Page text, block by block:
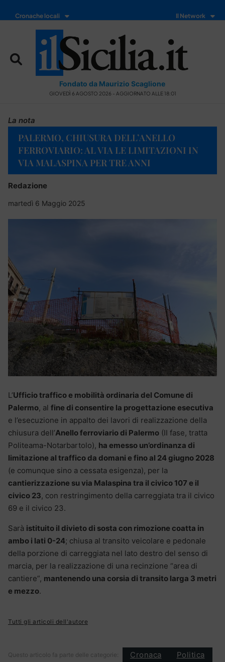
Cronache locali Il Network
Fondato da Maurizio Scaglione
GIOVEDÌ 6 AGOSTO 2026 - AGGIORNATO ALLE 18:01
La nota
PALERMO, CHIUSURA DELL’ANELLO
FERROVIARIO: AL VIA LE LIMITAZIONI IN
VIA MALASPINA PER TRE ANNI
Redazione
martedì 6 Maggio 2025
L’Ufficio traffico e mobilità ordinaria del Comune di
Palermo, al fine di consentire la progettazione esecutiva
e l’esecuzione in appalto dei lavori di realizzazione della
chiusura dell’Anello ferroviario di Palermo (II fase, tratta
Politeama-Notarbartolo), ha emesso un’ordinanza di
limitazione al traffico da domani e fino al 24 giugno 2028
(e comunque sino a cessata esigenza), per la
cantierizzazione su via Malaspina tra il civico 107 e il
civico 23, con restringimento della carreggiata tra il civico
69 e il civico 23.
Sarà istituito il divieto di sosta con rimozione coatta in
ambo i lati 0-24; chiusa al transito veicolare e pedonale
della porzione di carreggiata nel lato destro del senso di
marcia, per la realizzazione di una recinzione “area di
cantiere”, mantenendo una corsia di transito larga 3 metri
e mezzo.
Tutti gli articoli dell'autore
Questo articolo fa parte delle categorie: Cronaca Politica